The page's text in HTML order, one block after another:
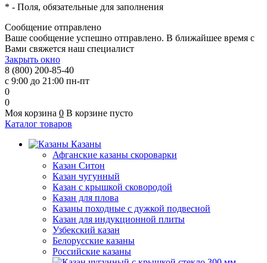
* - Поля, обязательные для заполнения
Сообщение отправлено
Ваше сообщение успешно отправлено. В ближайшее время с
Вами свяжется наш специалист
Закрыть окно
8 (800) 200-85-40
с 9:00 до 21:00 пн-пт
0
0
Моя корзина 0 В корзине пусто
Каталог товаров
Казаны
Афганские казаны скороварки
Казан Ситон
Казан чугунный
Казан с крышкой сковородой
Казан для плова
Казаны походные с дужкой подвесной
Казан для индукционной плиты
Узбекский казан
Белорусские казаны
Российские казаны